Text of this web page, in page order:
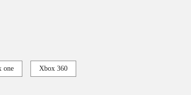
one Xbox 360